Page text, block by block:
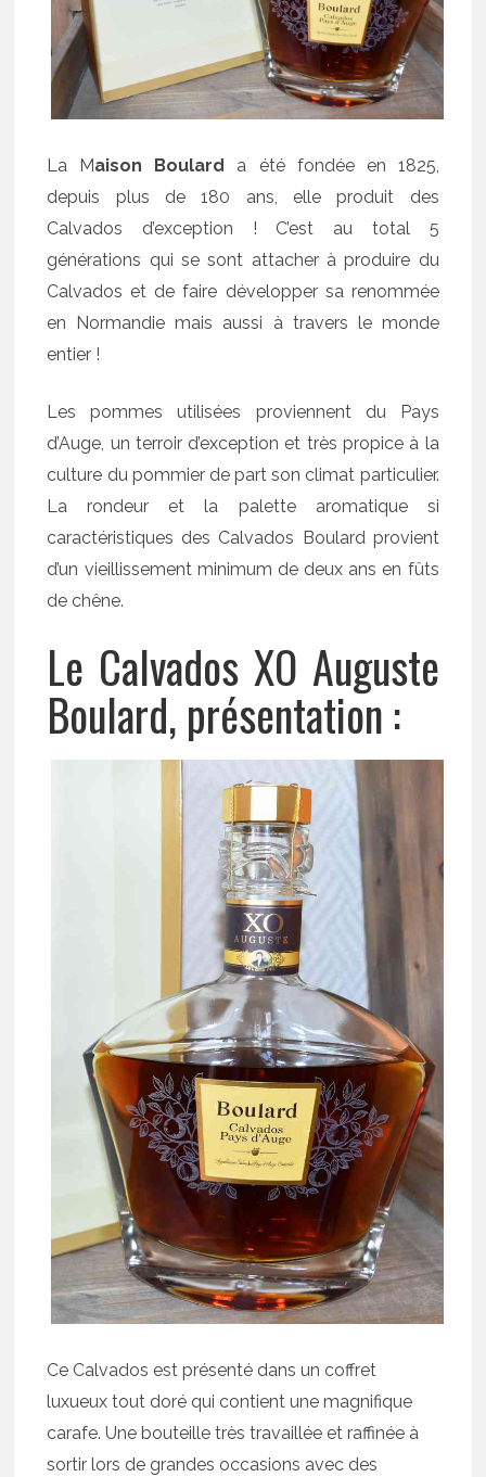
La Maison Boulard
a été fondée en 1825,
depuis plus de 180 ans, elle produit des
Calvados d’exception ! C’est au total 5
générations qui se sont attacher à produire du
Calvados et de faire développer sa renommée
en Normandie mais aussi à travers le monde
entier !
Les pommes utilisées proviennent du Pays
d’Auge, un terroir d’exception et très propice à la
culture du pommier de part son climat particulier.
La rondeur et la palette aromatique si
caractéristiques des Calvados Boulard provient
d’un vieillissement minimum de deux ans en fûts
de chêne.
Le Calvados XO Auguste
Boulard, présentation :
Ce Calvados est présenté dans un coffret
luxueux tout doré qui contient une magnifique
carafe. Une bouteille très travaillée et raffinée à
sortir lors de grandes occasions avec des